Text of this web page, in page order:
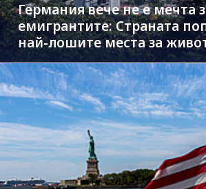
Германия вече не е мечта
емигрантите: Страната
най-лошите места за
чужденци